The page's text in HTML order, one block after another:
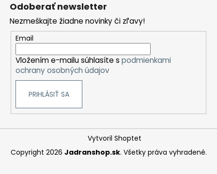
a
c
i
e
p
r
v
ý
p
i
Odoberať newsletter
Nezmeškajte žiadne novinky či zľavy!
Email
Vložením e-mailu súhlasíte s podmienkami
ochrany osobných údajov
PRIHLÁSIŤ SA
Vytvoril Shoptet
Copyright 2026 Jadranshop.sk. Všetky práva vyhradené.